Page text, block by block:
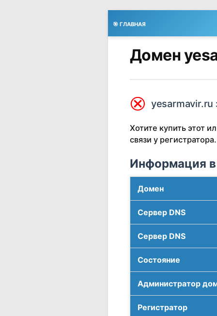
🎯 ГЛАВНАЯ
Домен
⮿ yesarmavir.ru
Хотите купить этот
связи у регистратора.
Информация в
Домен
Сервер DNS
Сервер DNS
Соcтояние
Администратор
Регистратор